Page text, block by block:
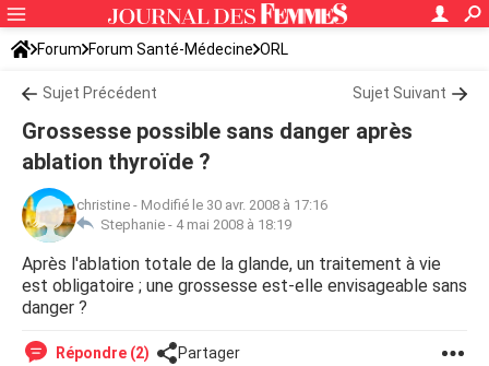
Forum Forum Santé-Médecine ORL
Sujet Précédent Sujet Suivant
Grossesse possible sans danger après
ablation thyroïde ?
christine - Modifié le 30 avr. 2008 à 17:16
Stephanie - 4 mai 2008 à 18:19
Après l'ablation totale de la glande, un traitement à vie
est obligatoire ; une grossesse est-elle envisageable sans
danger ?
Répondre (2) Partager